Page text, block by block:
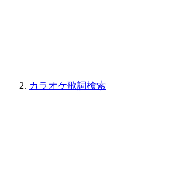
カラオケ歌詞検索